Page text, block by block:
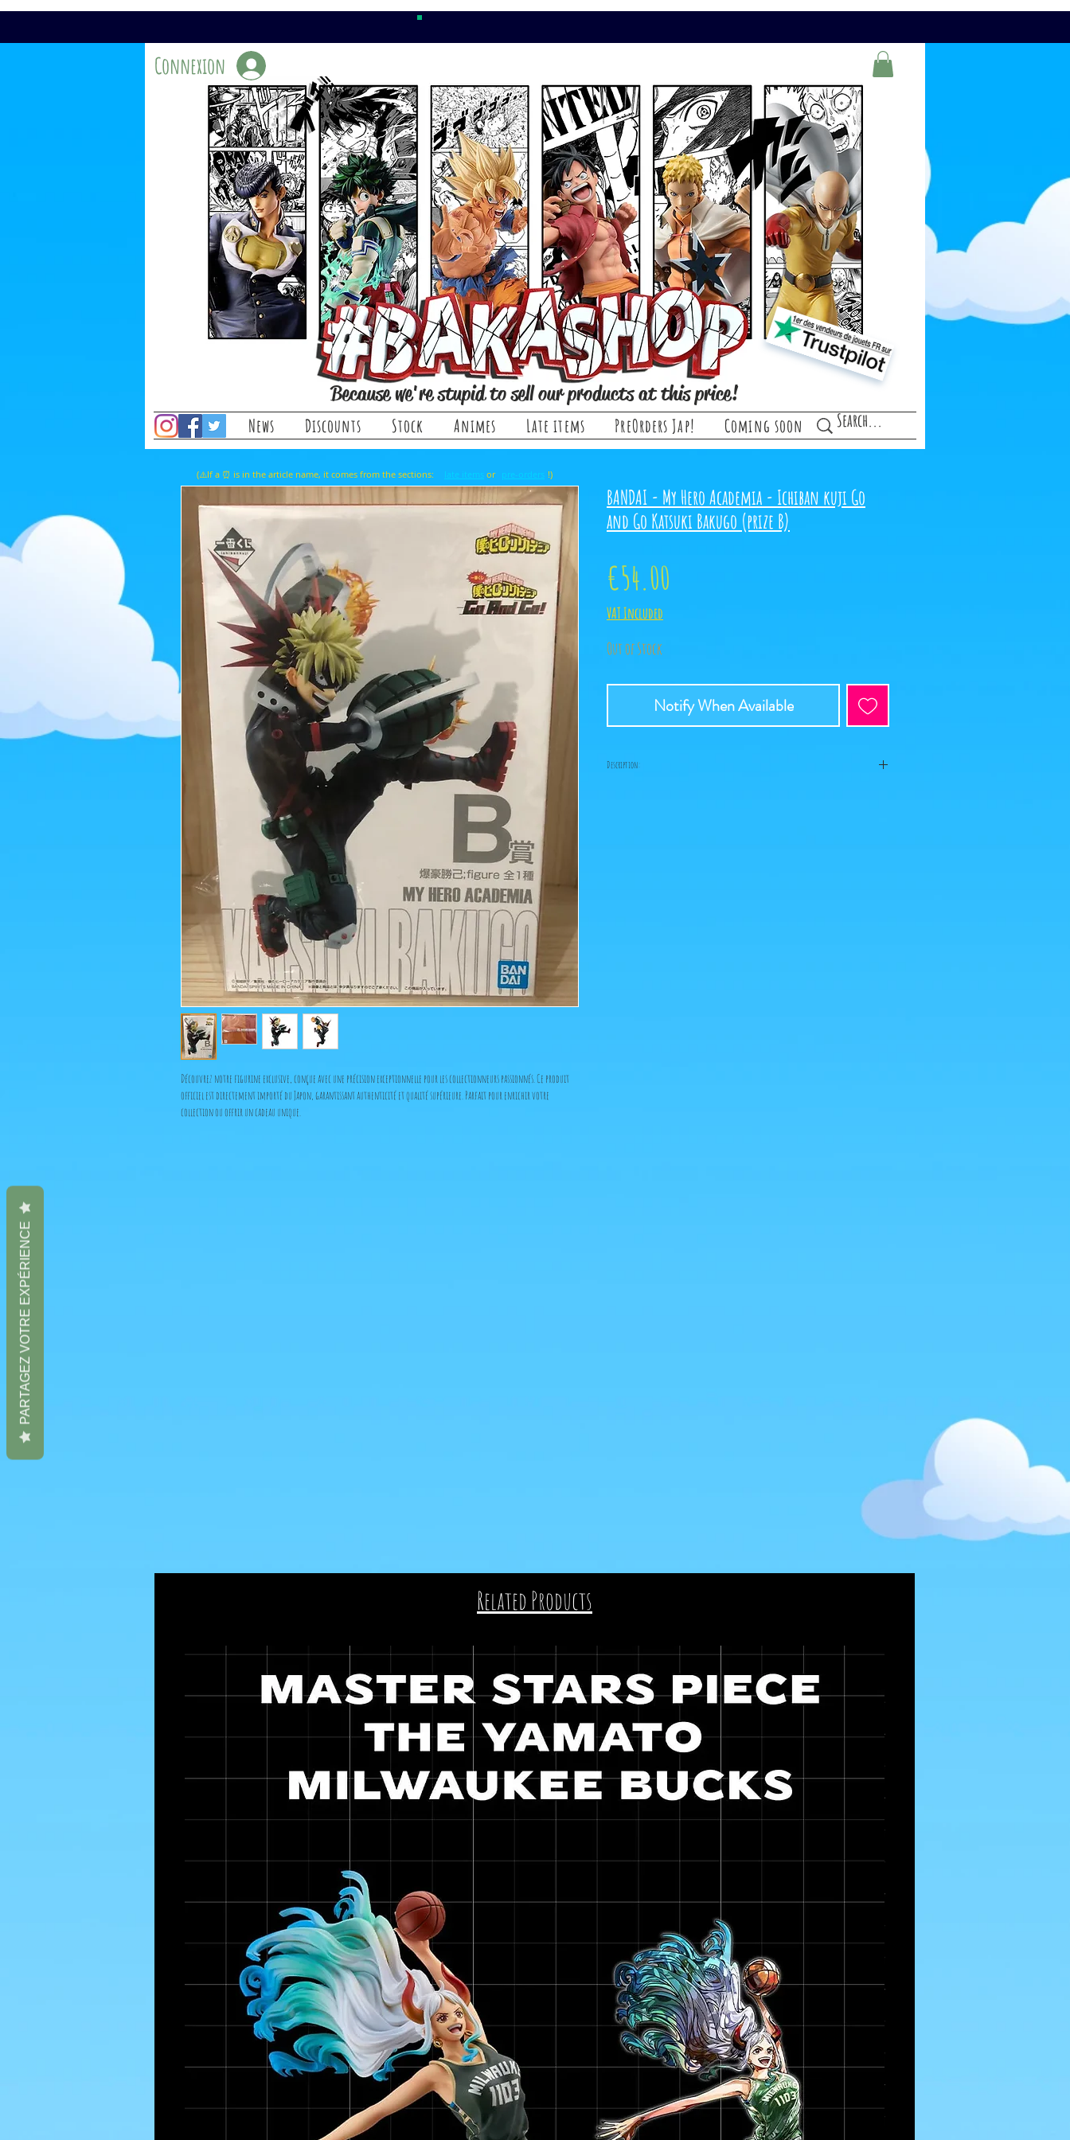
Connexion
Because we're stupid to sell our products at this price!
News Discounts Stock Animes Late items PreOrders Jap! Coming soon
Découvrez notre figurine exclusive, conçue avec une précision exceptionnelle pour les collectionneurs passionnés. Ce produit
officiel est directement importé du Japon, garantissant authenticité et qualité supérieure. Parfait pour enrichir votre
collection ou offrir un cadeau unique.
BANDAI - My Hero Academia - Ichiban kuji Go
and Go Katsuki Bakugo (prize B)
€54.00
VAT Included
Out of Stock
Notify When Available
Description:
(⚠️If a ⏰ is in the article name, it comes from the sections: or !)
late items pre-orders
Related Products
PARTAGEZ VOTRE EXPÉRIENCE